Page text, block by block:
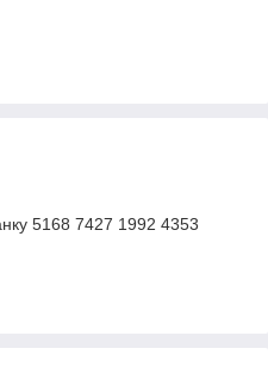
5168 7427 1992 4353